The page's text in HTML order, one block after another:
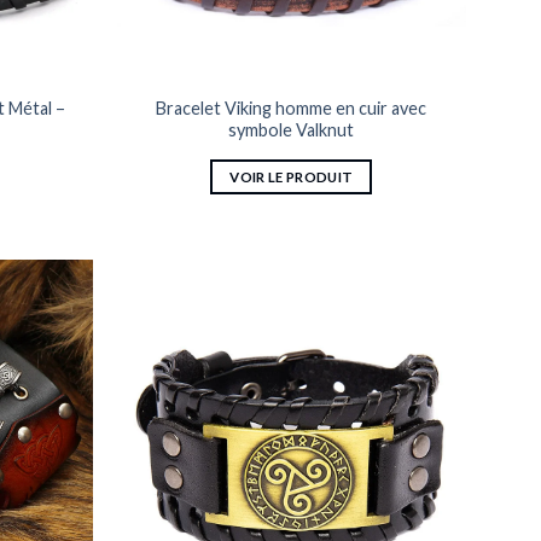
Métal –
Bracelet Viking homme en cuir avec
symbole Valknut
VOIR LE PRODUIT